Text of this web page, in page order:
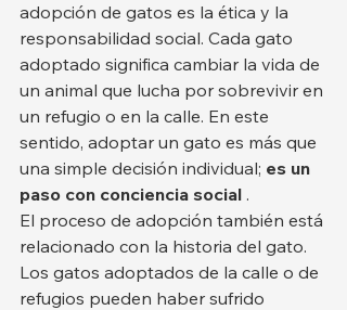
adopción de gatos es la ética y la
responsabilidad social. Cada gato
adoptado significa cambiar la vida de
un animal que lucha por sobrevivir en
un refugio o en la calle. En este
sentido, adoptar un gato es más que
una simple decisión individual; es un
paso con conciencia social .
El proceso de adopción también está
relacionado con la historia del gato.
Los gatos adoptados de la calle o de
refugios pueden haber sufrido